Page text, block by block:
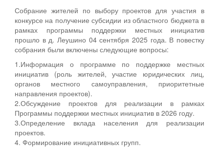
Собрание жителей по выбору проектов для участия в
конкурсе на получение субсидии из областного бюджета в
рамках программы поддержки местных инициатив
прошло в д. Леушино 04 сентября 2025 года. В повестку
собрания были включены следующие вопросы:
1.Информация о программе по поддержке местных
инициатив (роль жителей, участие юридических лиц,
органов местного самоуправления, приоритетные
направления проектов).
2.Обсуждение проектов для реализации в рамках
Программы поддержки местных инициатив в 2026 году.
3.Определение вклада населения для реализации
проектов.
4. Формирование инициативных групп.